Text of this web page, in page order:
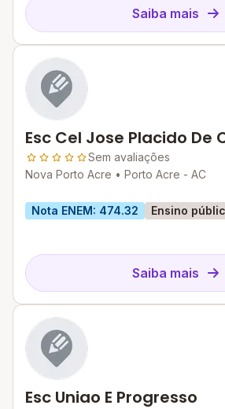
Saiba mais
Esc Cel Jose Placido De
Sem avaliações
Nova Porto Acre • Porto Acre - AC
Nota ENEM: 474.32 Ensino
Saiba mais
Esc Uniao E Progresso